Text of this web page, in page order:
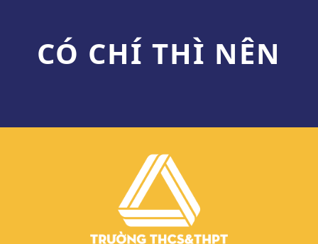
CÓ CHÍ THÌ NÊN